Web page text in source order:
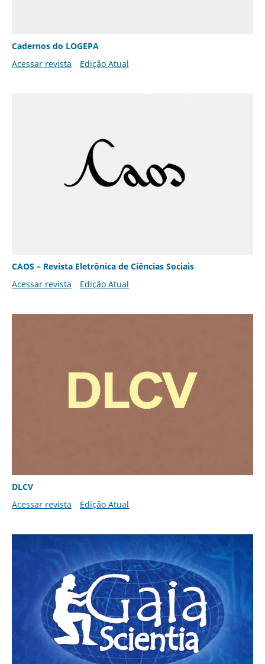
Cadernos do LOGEPA
Acessar revista
Edição Atual
CAOS – Revista Eletrônica de Ciências Sociais
Acessar revista
Edição Atual
DLCV
Acessar revista
Edição Atual